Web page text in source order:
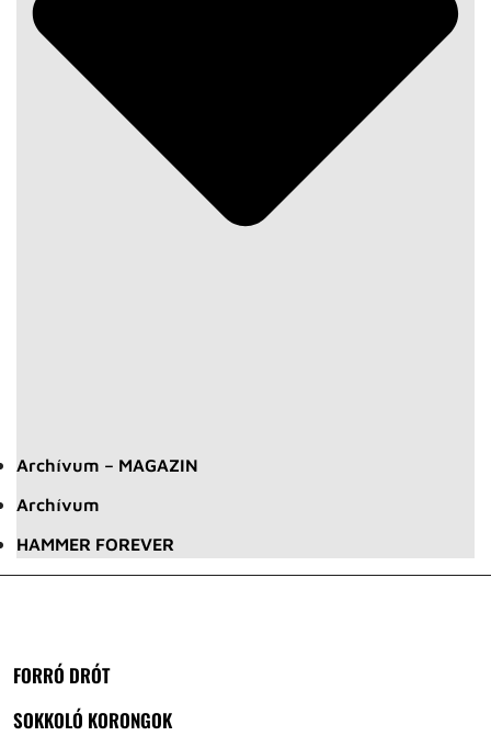
Archívum – MAGAZIN
Archívum
HAMMER FOREVER
FORRÓ DRÓT
SOKKOLÓ KORONGOK